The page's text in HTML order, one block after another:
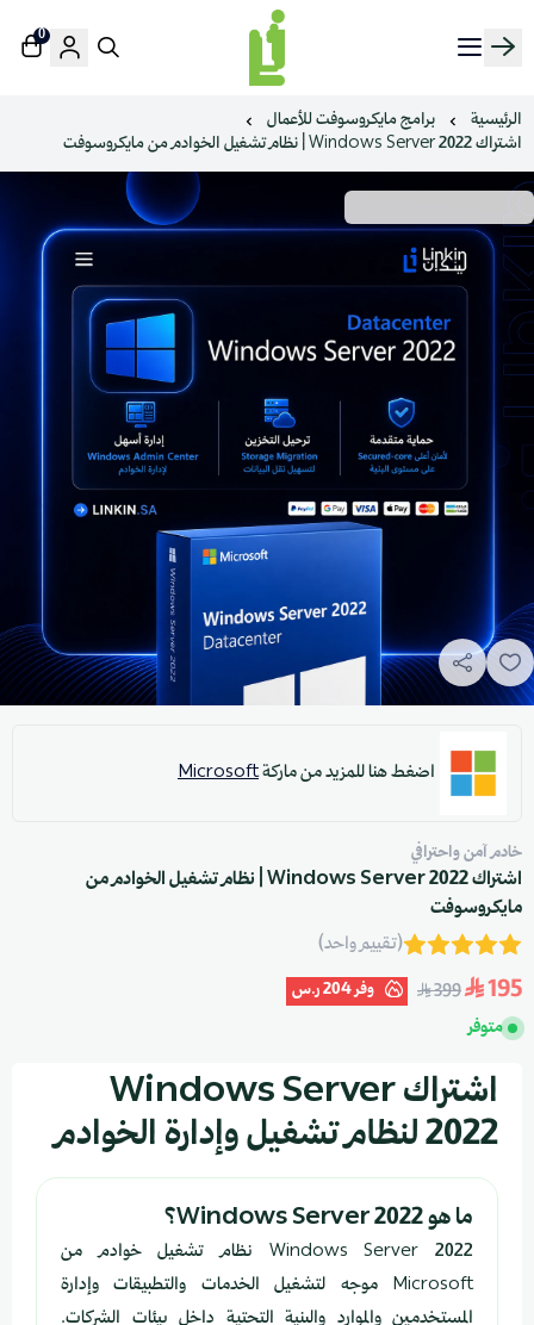
منصة لينك إن | Linkin.sa
0
الرئيسية
برامج مايكروسوفت للأعمال
اشتراك Windows Server 2022 | نظام تشغيل الخوادم من مايكروسوفت
اضغط هنا للمزيد من ماركةMicrosoft
خادم آمن واحترافي
اشتراك Windows Server 2022 | نظام تشغيل الخوادم من
مايكروسوفت
(تقييم واحد)
195
399 وفر204 ر.س
متوفر
اشتراك Windows Server
2022 لنظام تشغيل وإدارة الخوادم
ما هو Windows Server 2022؟
Windows Server 2022 نظام تشغيل خوادم من
Microsoft موجه لتشغيل الخدمات والتطبيقات وإدارة
المستخدمين والموارد والبنية التحتية داخل بيئات الشركات.